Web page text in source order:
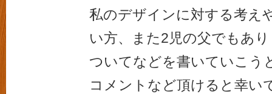
私のデザインに対する考え
い方、また2児の父でもあ
ついてなどを書いていこう
コメントなど頂けると幸い